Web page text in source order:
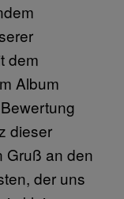
dem
Album
dieser
Gruß an den
der uns